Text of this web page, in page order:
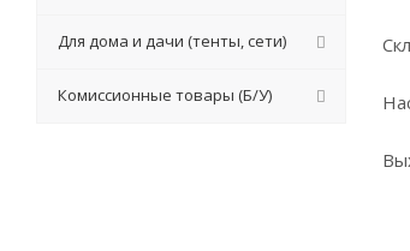
Для дома и дачи (тенты, сети)
Комиссионные товары (Б/У)